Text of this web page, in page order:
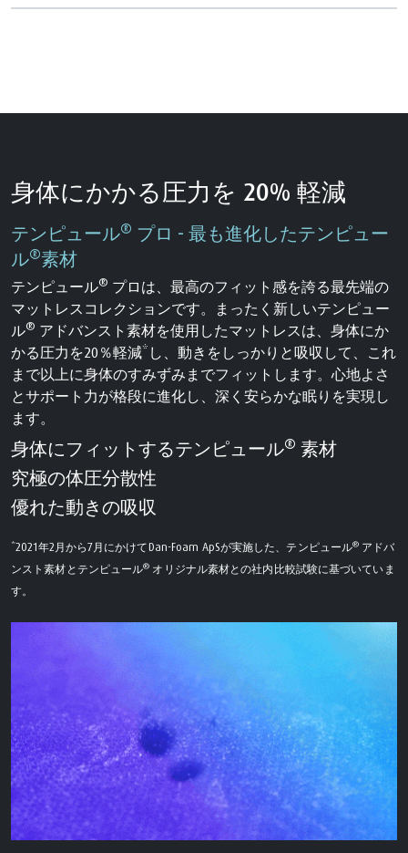
身体にかかる圧力を 20% 軽減
テンピュール® プロ - 最も進化したテンピュー
ル®素材
テンピュール® プロは、最高のフィット感を誇る最先端の
マットレスコレクションです。まったく新しいテンピュー
ル® アドバンスト素材を使用したマットレスは、身体にか
かる圧力を20％軽減*し、動きをしっかりと吸収して、これ
まで以上に身体のすみずみまでフィットします。心地よさ
とサポート力が格段に進化し、深く安らかな眠りを実現し
ます。
身体にフィットするテンピュール® 素材
究極の体圧分散性
優れた動きの吸収
*2021年2月から7月にかけてDan-Foam ApSが実施した、テンピュール® アドバ
ンスト素材とテンピュール® オリジナル素材との社内比較試験に基づいていま
す。